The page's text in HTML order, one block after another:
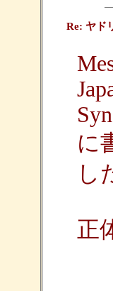
Re: ヤド
に
し
正